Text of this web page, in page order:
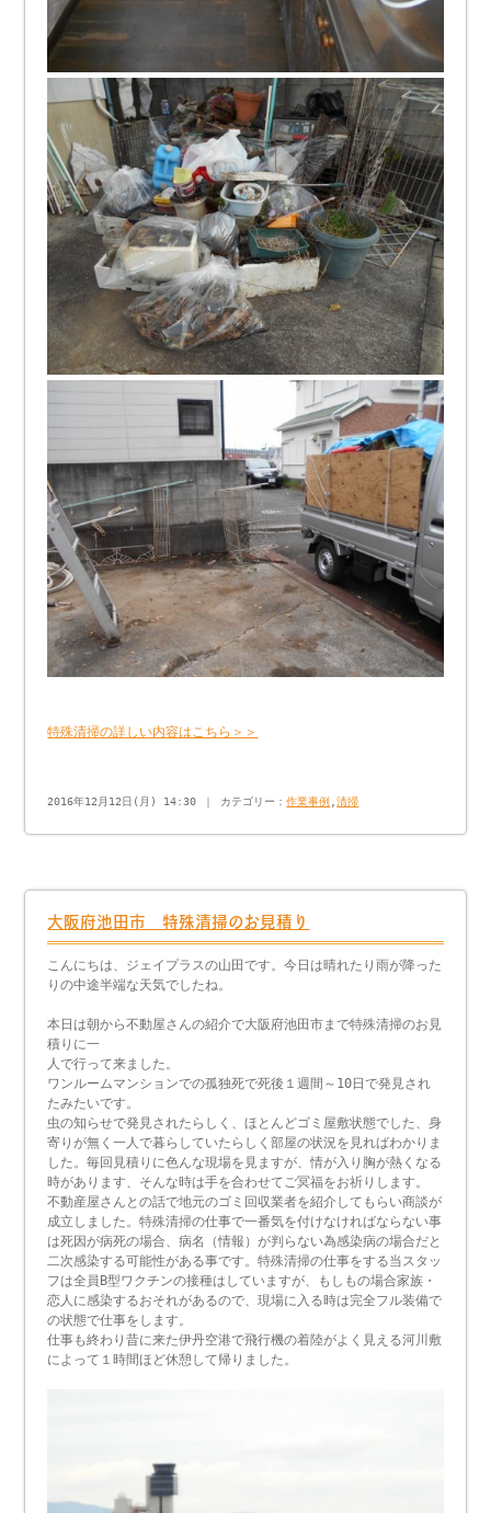
特殊清掃の詳しい内容はこちら＞＞
2016年12月12日(月) 14:30 ｜ カテゴリー：作業事例 ,清掃
大阪府池田市 特殊清掃のお見積り
こんにちは、ジェイプラスの山田です。今日は晴れたり雨が降った
りの中途半端な天気でしたね。
本日は朝から不動屋さんの紹介で大阪府池田市まで特殊清掃のお見
積りに一
人で行って来ました。
ワンルームマンションでの孤独死で死後１週間～10日で発見され
たみたいです。
虫の知らせで発見されたらしく、ほとんどゴミ屋敷状態でした、身
寄りが無く一人で暮らしていたらしく部屋の状況を見ればわかりま
した。毎回見積りに色んな現場を見ますが、情が入り胸が熱くなる
時があります、そんな時は手を合わせてご冥福をお祈りします。
不動産屋さんとの話で地元のゴミ回収業者を紹介してもらい商談が
成立しました。特殊清掃の仕事で一番気を付けなければならない事
は死因が病死の場合、病名（情報）が判らない為感染病の場合だと
二次感染する可能性がある事です。特殊清掃の仕事をする当スタッ
フは全員B型ワクチンの接種はしていますが、もしもの場合家族・
恋人に感染するおそれがあるので、現場に入る時は完全フル装備で
の状態で仕事をします。
仕事も終わり昔に来た伊丹空港で飛行機の着陸がよく見える河川敷
によって１時間ほど休憩して帰りました。